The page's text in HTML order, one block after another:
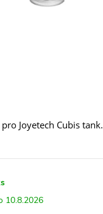
Joyetech Cubis tank.
10.8.2026